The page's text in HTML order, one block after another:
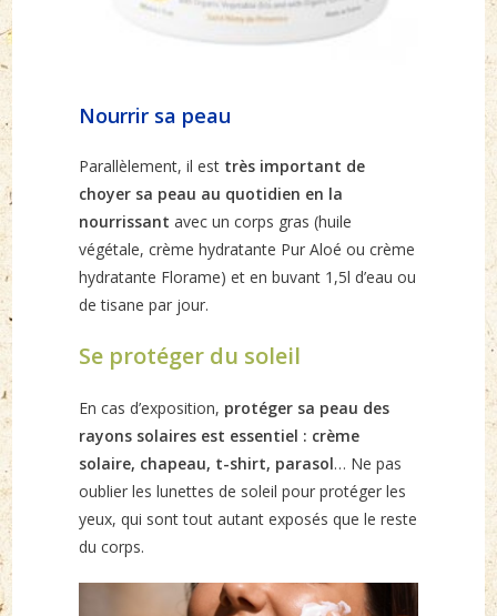
Nourrir sa peau
Parallèlement, il est très important de
choyer sa peau au quotidien en la
nourrissant avec un corps gras (huile
végétale, crème hydratante Pur Aloé ou crème
hydratante Florame) et en buvant 1,5l d’eau ou
de tisane par jour.
Se protéger du soleil
En cas d’exposition, protéger sa peau des
rayons solaires est essentiel : crème
solaire, chapeau, t-shirt, parasol… Ne pas
oublier les lunettes de soleil pour protéger les
yeux, qui sont tout autant exposés que le reste
du corps.